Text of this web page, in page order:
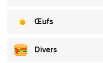
Œufs
Divers